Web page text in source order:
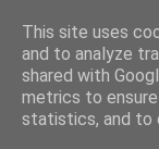
Fotos y
Miguel Sáenz de
"Un blog es como
This site uses
and to analyze
shared with
metrics to
statistics, and to